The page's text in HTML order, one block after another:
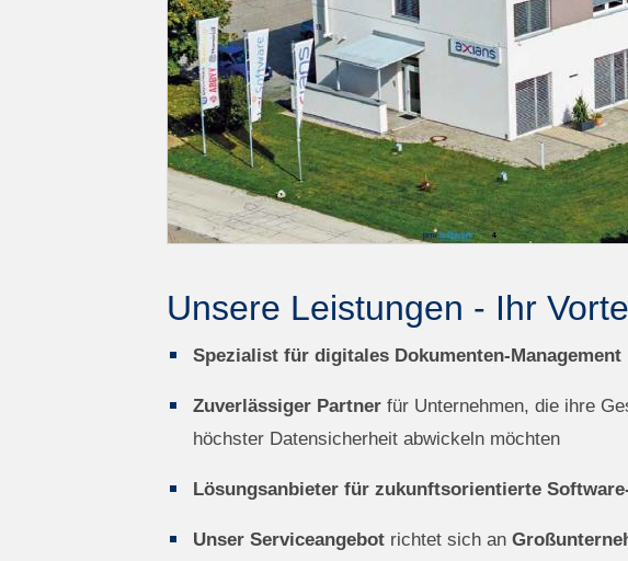
Unsere Leistungen - Ihr
Spezialist für digitales Dokumenten-Management
Zuverlässiger Partner für Unternehmen, die ihre
höchster Datensicherheit abwickeln möchten
Lösungsanbieter für zukunftsorientierte
Unser Serviceangebot richtet sich an